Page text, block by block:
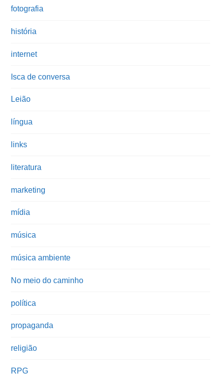
fotografia
história
internet
Isca de conversa
Leião
língua
links
literatura
marketing
mídia
música
música ambiente
No meio do caminho
política
propaganda
religião
RPG